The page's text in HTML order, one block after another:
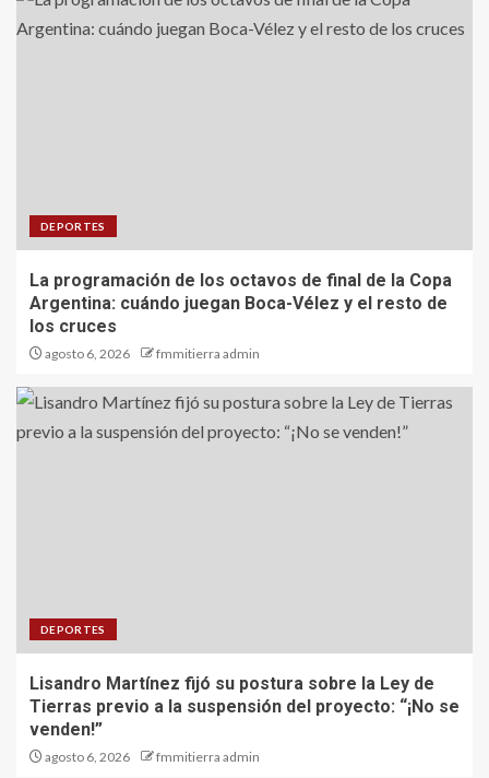
DEPORTES
La programación de los octavos de final de la Copa
Argentina: cuándo juegan Boca-Vélez y el resto de
los cruces
agosto 6, 2026 fmmitierra admin
DEPORTES
Lisandro Martínez fijó su postura sobre la Ley de
Tierras previo a la suspensión del proyecto: “¡No se
venden!”
agosto 6, 2026 fmmitierra admin